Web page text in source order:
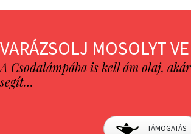
VARÁZSOLJ MOSOLYT
A Csodalámpába is kell ám olaj,
segít…
TÁMOGATÁS